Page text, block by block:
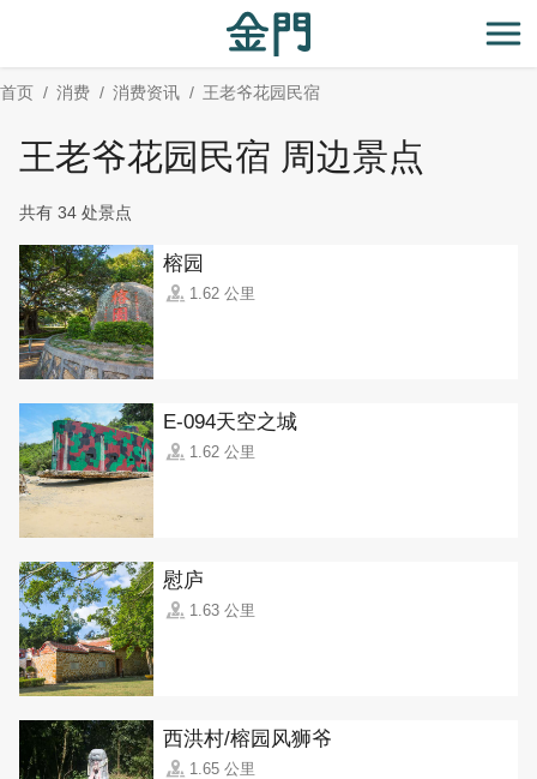
主
要
开
首页 消费 消费资讯 王老爷花园民宿
王老爷花园民宿 周边景点
共有 34 处景点
榕园
1.62 公里
E-094天空之城
1.62 公里
慰庐
1.63 公里
西洪村/榕园风狮爷
1.65 公里